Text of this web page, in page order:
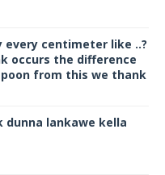
every centimeter like ..?
occurs the difference
from this we thank
dunna lankawe kella